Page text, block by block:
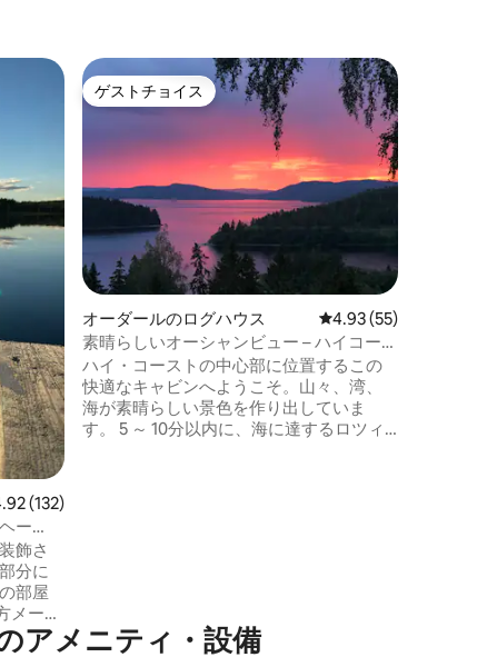
ュー132件、5つ星中4.92つ星の平均評価
(132)
ー
飾さ
分に
部屋
シャ
い寝
ゲストチョイス
ゲストチョイス
オーダールのログハウス レビュー55件、5つ
4.93 (55)
素晴らしいオーシャンビュー – ハイコース
トの快適なログハウス
ハイ・コーストの中心部に位置するこの
快適なキャビンへようこそ。山々、湾、
海が素晴らしい景色を作り出していま
す。 5 ～ 10分以内に、海に達するロツィ
アメニティ・設備